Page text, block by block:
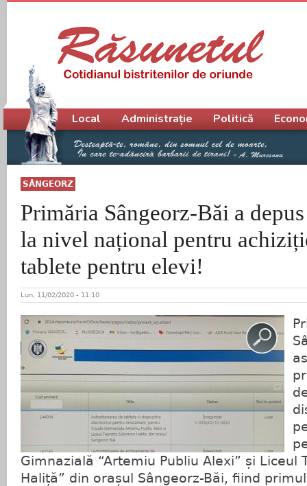
SÂNGEORZ
Primăria Sângeorz-Băi a
la nivel național pentru
tablete pentru elevi!
Lun, 11/02/2020 - 11:10
Gimnazială “Artemiu Publiu Alexi” și Liceul
Haliță” din orașul Sângeorz-Băi, fiind
Meniu principal
Local Administrație Politică